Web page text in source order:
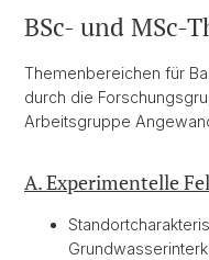
BSc- und MSc-
Themenbereichen für
durch die
Arbeitsgruppe
A. Experimentelle